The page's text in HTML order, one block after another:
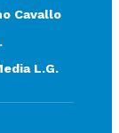
Cavallo
L.G.